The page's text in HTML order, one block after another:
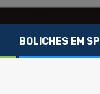
BOLICHES EM SP